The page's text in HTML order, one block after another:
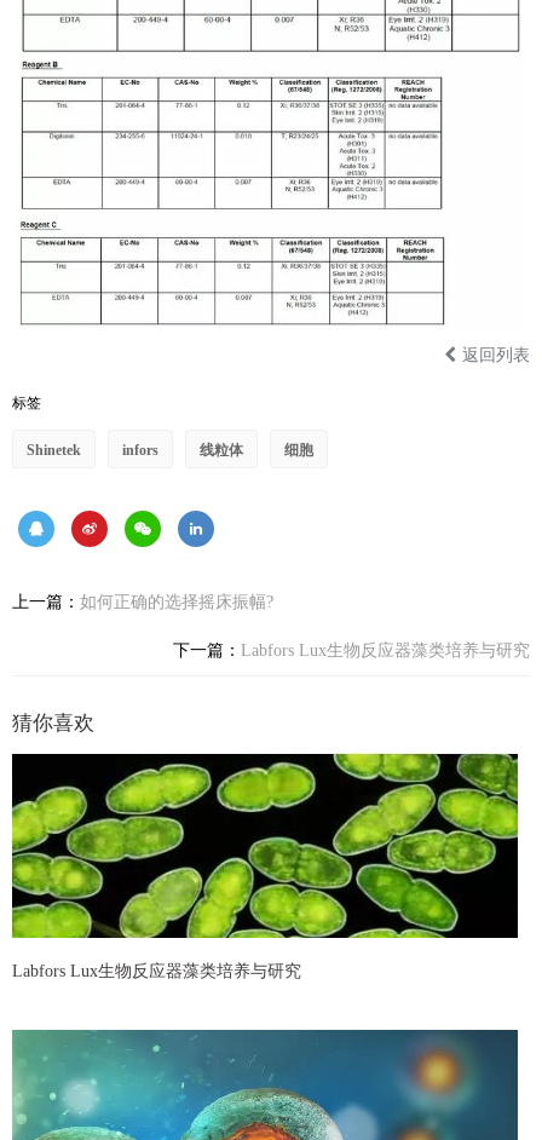
返回列表
标签
Shinetek infors 线粒体 细胞
上一篇： 如何正确的选择摇床振幅?
下一篇： Labfors Lux生物反应器藻类培养与研究
猜你喜欢
Labfors Lux生物反应器藻类培养与研究